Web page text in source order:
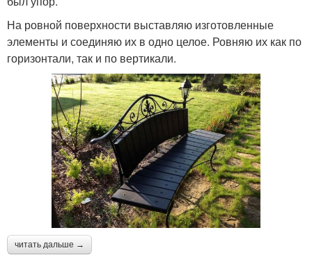
На ровной поверхности выставляю изготовленные
элементы и соединяю их в одно целое. Ровняю их как по
горизонтали, так и по вертикали.
читать дальше →